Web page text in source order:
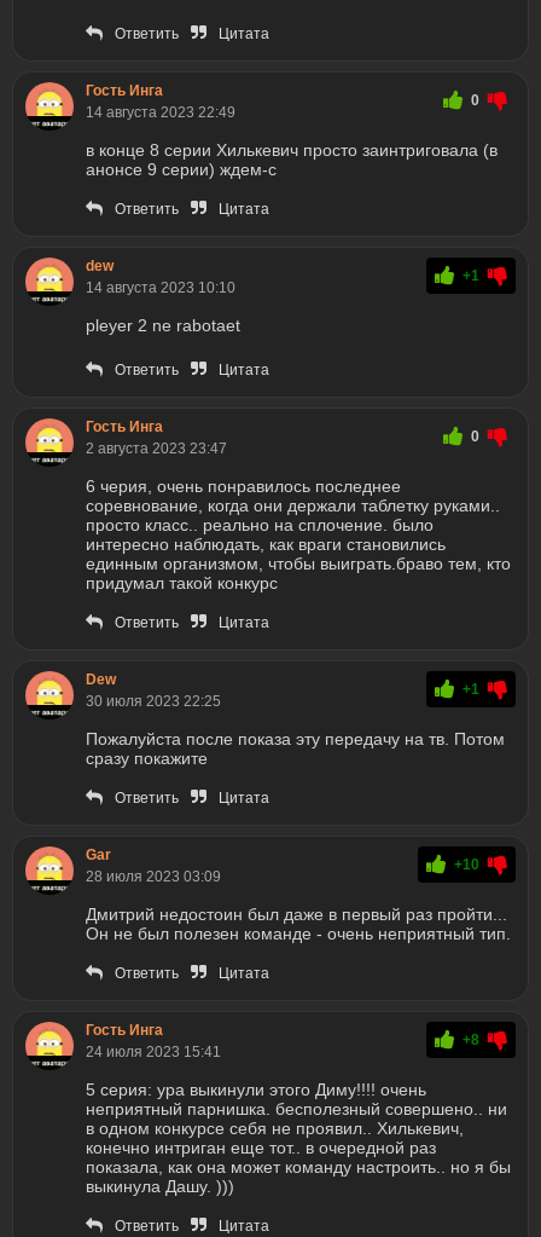
Ответить Цитата
Гость Инга
14 августа 2023 22:49
0
в конце 8 серии Хилькевич просто заинтриговала (в
анонсе 9 серии) ждем-с
Ответить Цитата
dew
14 августа 2023 10:10
+1
pleyer 2 ne rabotaet
Ответить Цитата
Гость Инга
2 августа 2023 23:47
0
6 черия, очень понравилось последнее
соревнование, когда они держали таблетку руками..
просто класс.. реально на сплочение. было
интересно наблюдать, как враги становились
единным организмом, чтобы выиграть.браво тем, кто
придумал такой конкурс
Ответить Цитата
Dew
30 июля 2023 22:25
+1
Пожалуйста после показа эту передачу на тв. Потом
сразу покажите
Ответить Цитата
Gar
28 июля 2023 03:09
+10
Дмитрий недостоин был даже в первый раз пройти...
Он не был полезен команде - очень неприятный тип.
Ответить Цитата
Гость Инга
24 июля 2023 15:41
+8
5 серия: ура выкинули этого Диму!!!! очень
неприятный парнишка. бесполезный совершено.. ни
в одном конкурсе себя не проявил.. Хилькевич,
конечно интриган еще тот.. в очередной раз
показала, как она может команду настроить.. но я бы
выкинула Дашу. )))
Ответить Цитата